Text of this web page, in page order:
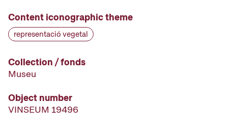
Content iconographic theme
representació vegetal
Collection / fonds
Museu
Object number
VINSEUM 19496